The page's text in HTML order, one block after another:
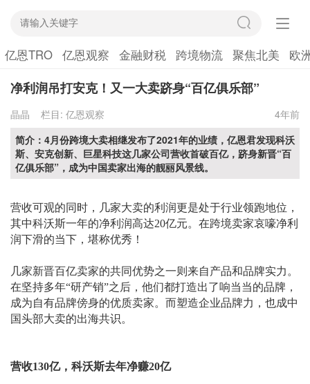
亿恩TRO 亿恩观察 金融财税 跨境物流 聚焦北美 欧
净利润吊打安克！又一大卖跻身“百亿俱乐部”
晶晶 栏目: 亿恩观察
4年前
简介：4月份跨境大卖相继发布了2021年的业绩，亿恩君发现科沃
斯、安克创新、巨星科技这几家公司营收首破百亿，跻身新晋“百
亿俱乐部”，成为中国卖家出海的靓丽风景线。
营收可观的同时，几家大卖的利润更是处于行业领跑地位，
其中科沃斯一年的净利润高达20亿元。在跨境卖家哀嚎净利
润下滑的当下，堪称优秀！
几家新晋百亿卖家的共同优势之一则来自产品和品牌实力。
在坚持多年“研产销”之后，他们都打造出了响当当的品牌，
成为自有品牌傍身的优质卖家。而塑造企业品牌力，也成中
国头部大卖的出海共识。
营收130亿，科沃斯去年净赚20亿